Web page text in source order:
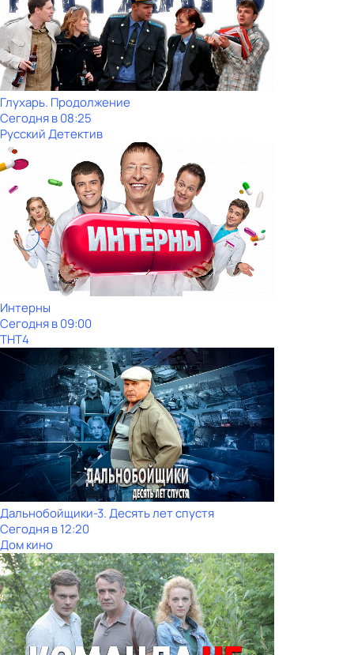
Глухарь. Продолжение
Сегодня в 08:25
Русский Детектив
Интерны
Сегодня в 09:00
ТНТ4
Дальнобойщики-3. Десять лет спустя
Сегодня в 12:20
Дом кино